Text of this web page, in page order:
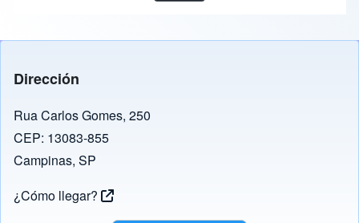
Dirección
Rua Carlos Gomes, 250
CEP: 13083-855
Campinas, SP
¿Cómo llegar?